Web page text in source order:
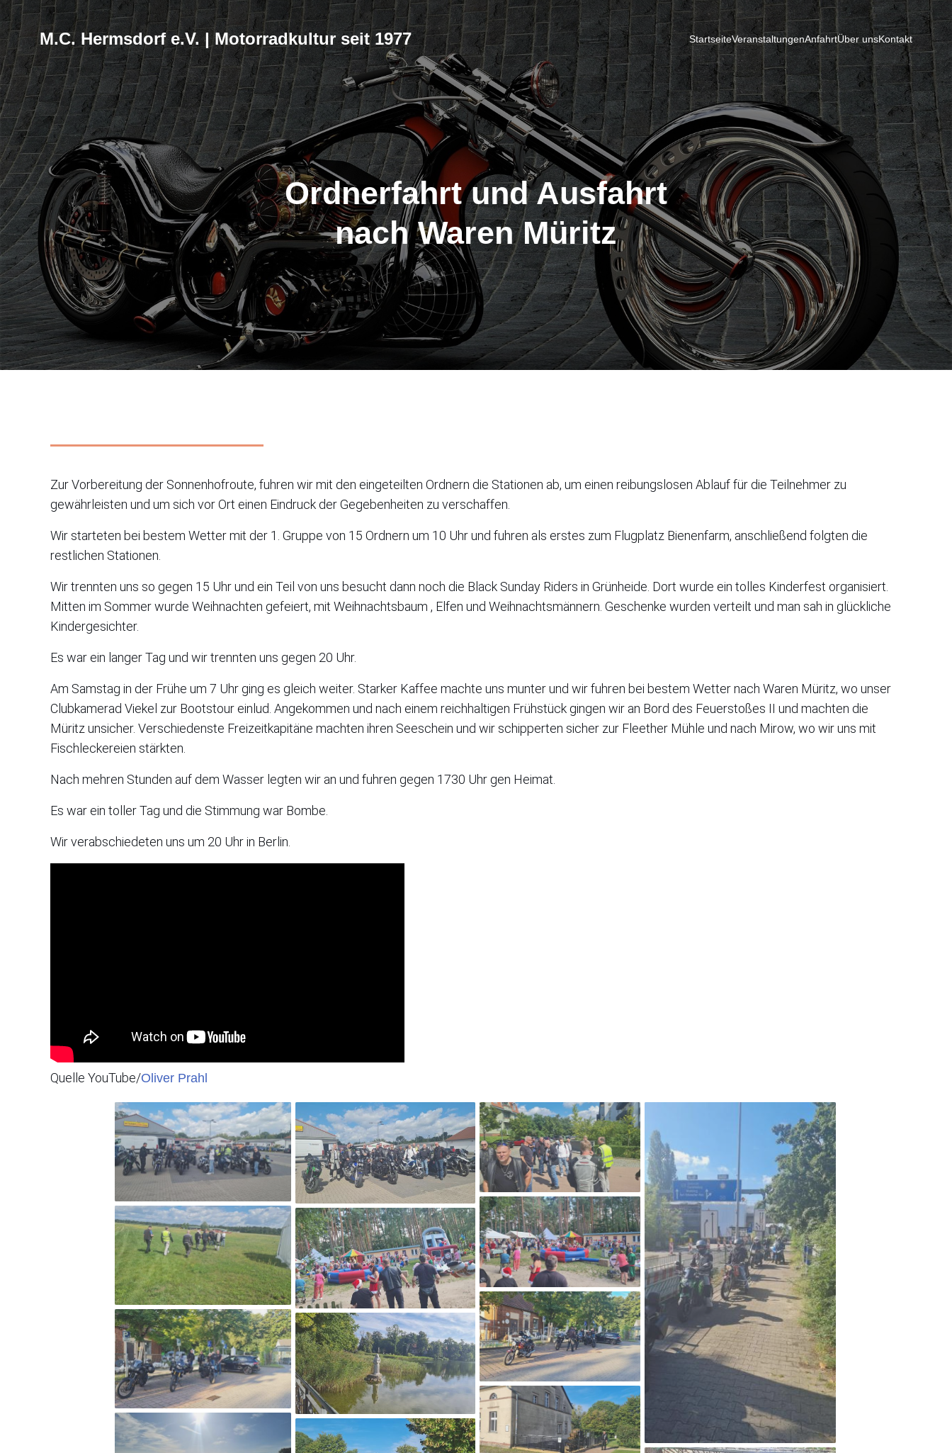
M.C. Hermsdorf e.V. | Motorradkultur seit 1977 StartseiteVeranstaltungenAnfahrtÜber unsKontakt
Ordnerfahrt und Ausfahrt
nach Waren Müritz
Zur Vorbereitung der Sonnenhofroute, fuhren wir mit den eingeteilten Ordnern die Stationen ab, um einen reibungslosen Ablauf für die Teilnehmer zu
gewährleisten und um sich vor Ort einen Eindruck der Gegebenheiten zu verschaffen.
Wir starteten bei bestem Wetter mit der 1. Gruppe von 15 Ordnern um 10 Uhr und fuhren als erstes zum Flugplatz Bienenfarm, anschließend folgten die
restlichen Stationen.
Wir trennten uns so gegen 15 Uhr und ein Teil von uns besucht dann noch die Black Sunday Riders in Grünheide. Dort wurde ein tolles Kinderfest organisiert.
Mitten im Sommer wurde Weihnachten gefeiert, mit Weihnachtsbaum , Elfen und Weihnachtsmännern. Geschenke wurden verteilt und man sah in glückliche
Kindergesichter.
Es war ein langer Tag und wir trennten uns gegen 20 Uhr.
Am Samstag in der Frühe um 7 Uhr ging es gleich weiter. Starker Kaffee machte uns munter und wir fuhren bei bestem Wetter nach Waren Müritz, wo unser
Clubkamerad Viekel zur Bootstour einlud. Angekommen und nach einem reichhaltigen Frühstück gingen wir an Bord des Feuerstoßes II und machten die
Müritz unsicher. Verschiedenste Freizeitkapitäne machten ihren Seeschein und wir schipperten sicher zur Fleether Mühle und nach Mirow, wo wir uns mit
Fischleckereien stärkten.
Nach mehren Stunden auf dem Wasser legten wir an und fuhren gegen 1730 Uhr gen Heimat.
Es war ein toller Tag und die Stimmung war Bombe.
Wir verabschiedeten uns um 20 Uhr in Berlin.
Quelle YouTube/Oliver Prahl